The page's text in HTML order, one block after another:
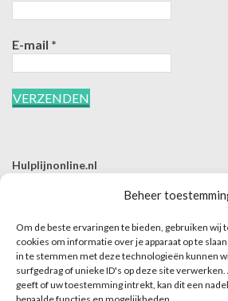
Beheer
Om de beste ervaringen te bieden, gebruiken wij
cookies om informatie over je apparaat op te
in te stemmen met deze technologieën kunnen
surfgedrag of unieke ID's op deze site
geeft of uw toestemming intrekt, kan dit een
E-mail *
Hulplijnonline.nl
E | info@hulplijnonline.nl
Contactformulier
Over Hulplijnonline.nl
Het team van Hulplijnonline.nl